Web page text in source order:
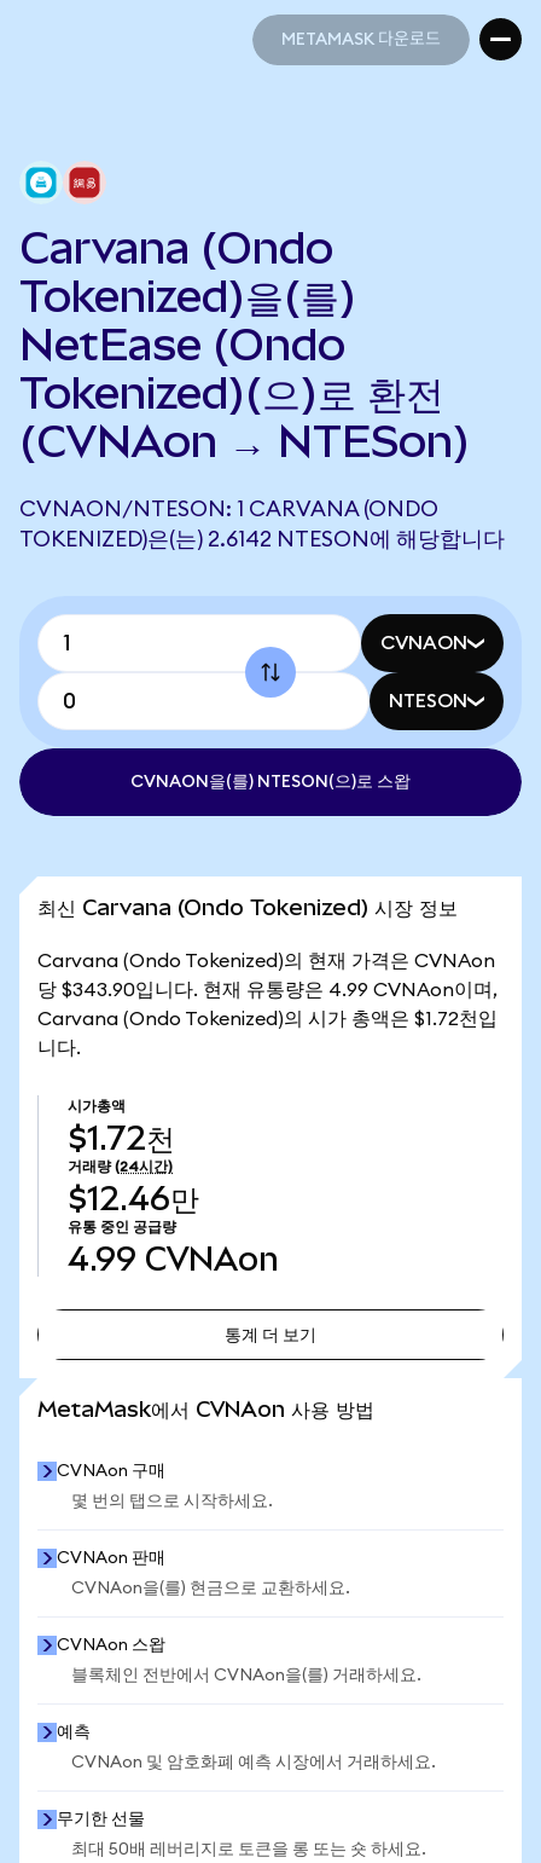
METAMASK 다운로드
Carvana (Ondo
Tokenized)을(를)
NetEase (Ondo
Tokenized)(으)로 환전
(CVNAon → NTESon)
CVNAON/NTESON: 1 CARVANA (ONDO
TOKENIZED)은(는) 2.6142 NTESON에 해당합니다
CVNAON
NTESON
CVNAON을(를) NTESON(으)로 스왑
최신 Carvana (Ondo Tokenized) 시장 정보
Carvana (Ondo Tokenized)의 현재 가격은 CVNAon
당 $343.90입니다. 현재 유통량은 4.99 CVNAon이며,
Carvana (Ondo Tokenized)의 시가 총액은 $1.72천입
니다.
시가총액
$1.72천
거래량 (24시간)
$12.46만
유통 중인 공급량
4.99 CVNAon
통계 더 보기
MetaMask에서 CVNAon 사용 방법
CVNAon 구매
몇 번의 탭으로 시작하세요.
CVNAon 판매
CVNAon을(를) 현금으로 교환하세요.
CVNAon 스왑
블록체인 전반에서 CVNAon을(를) 거래하세요.
예측
CVNAon 및 암호화폐 예측 시장에서 거래하세요.
무기한 선물
최대 50배 레버리지로 토큰을 롱 또는 숏 하세요.